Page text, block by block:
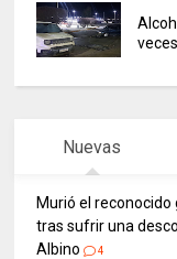
Nuevas
Murió el
tras sufrir una
Albino
4